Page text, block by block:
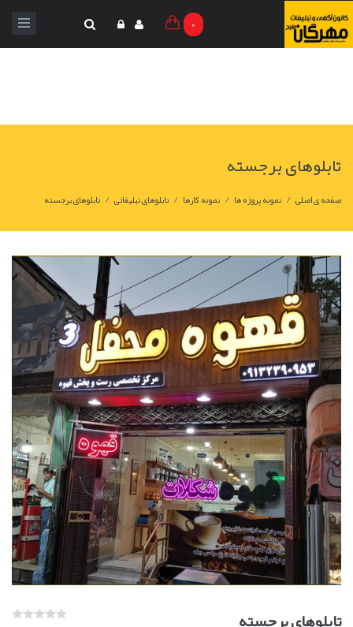
0
تابلوهای برجسته
صفحه ی اصلی / نمونه پروژه ها / نمونه کارها /تابلوهای تبلیغاتی /تابلوهای برجسته
تابلوهای برجسته